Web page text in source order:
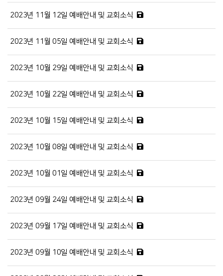
2023년 11월 12일 예배안내 및 교회소식
2023년 11월 05일 예배안내 및 교회소식
2023년 10월 29일 예배안내 및 교회소식
2023년 10월 22일 예배안내 및 교회소식
2023년 10월 15일 예배안내 및 교회소식
2023년 10월 08일 예배안내 및 교회소식
2023년 10월 01일 예배안내 및 교회소식
2023년 09월 24일 예배안내 및 교회소식
2023년 09월 17일 예배안내 및 교회소식
2023년 09월 10일 예배안내 및 교회소식